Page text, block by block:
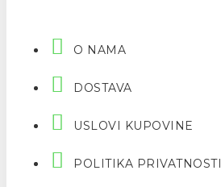
O NAMA
DOSTAVA
USLOVI KUPOVINE
POLITIKA PRIVATNOSTI